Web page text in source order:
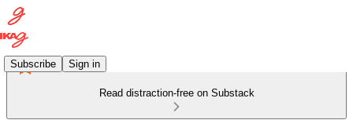
Subscribe Sign in
Read distraction-free on Substack